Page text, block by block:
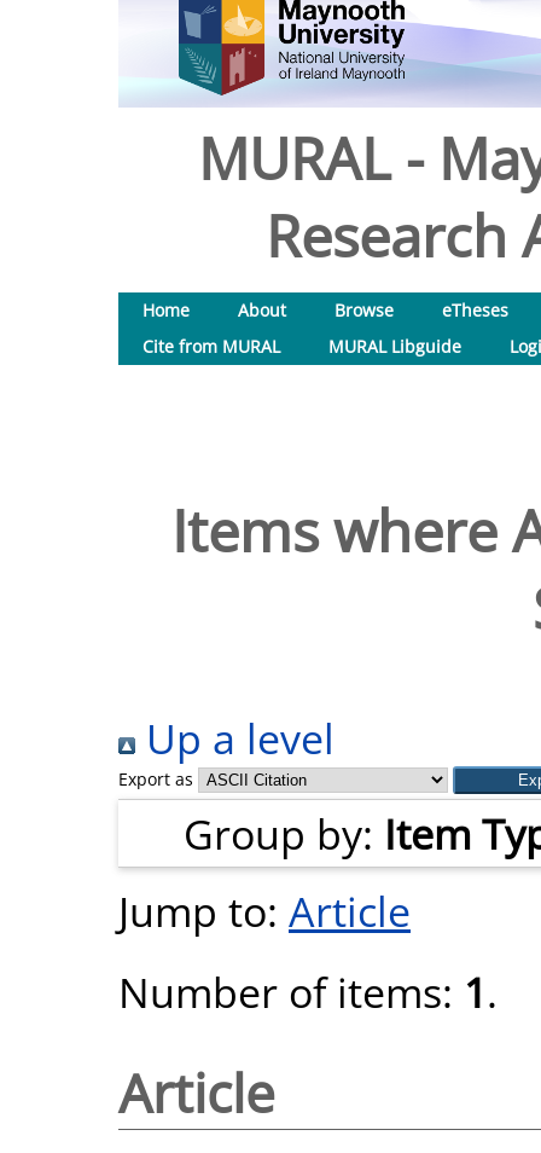
MURAL -
Research
Home About Browse
eTheses
Cite from MURAL
MURAL Libguide
Items where
Up a level
Export as
Group by: Item
Jump to: Article
Number of items: 1.
Article